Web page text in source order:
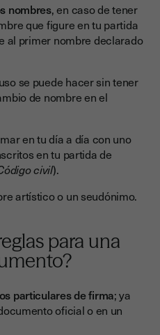
nombres, en caso de tener
que figure en tu partida
al primer nombre declarado
se puede hacer sin tener
de nombre en el
en tu día a día con uno
en tu partida de
civil).
artístico o un seudónimo.
para una
particulares de firma; ya
oficial o en un